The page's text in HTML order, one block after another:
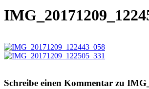
Schreibe einen Kommentar zu